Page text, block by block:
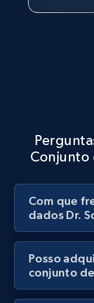
Conjunto
Com que
dados Dr.
Posso
conjunto